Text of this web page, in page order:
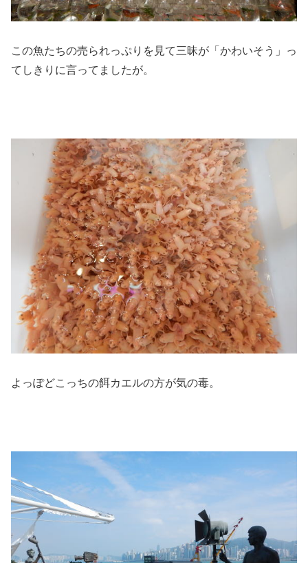
この魚たちの売られっぷりを見て三昧が「かわいそう」っ
てしきりに言ってましたが。
よっぽどこっちの餌カエルの方が気の毒。